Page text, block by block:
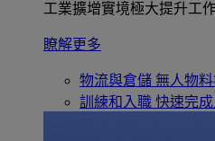
工業擴增實境極大提升工
瞭解更多
物流與倉儲 無人物
訓練和入職 快速完